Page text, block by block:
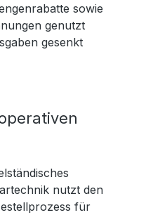
sowie
genutzt
gesenkt
nutzt den
für